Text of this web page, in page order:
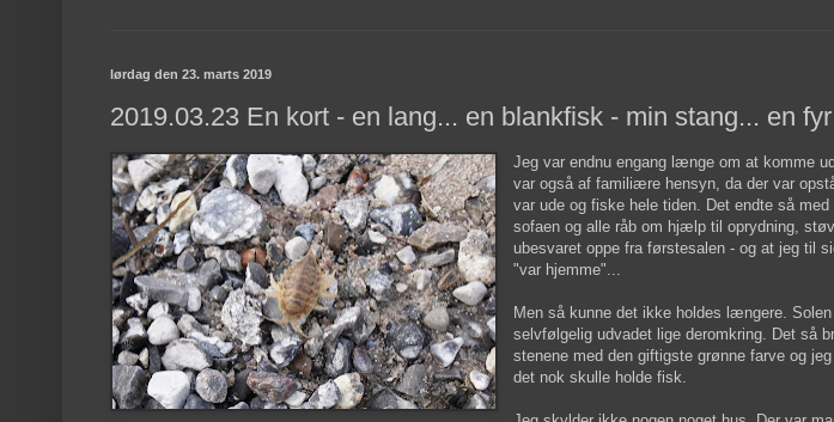
lørdag den 23. marts 2019
2019.03.23 En kort - en lang... en blankfisk - min stang... en
Jeg var endnu engang længe om at komme
var også af familiære hensyn, da der var
var ude og fiske hele tiden. Det endte så
sofaen og alle råb om hjælp til oprydning,
ubesvaret oppe fra førstesalen - og at jeg til
"var hjemme"...
Men så kunne det ikke holdes længere.
selvfølgelig udvadet lige deromkring. Det så
stenene med den giftigste grønne farve og
det nok skulle holde fisk.